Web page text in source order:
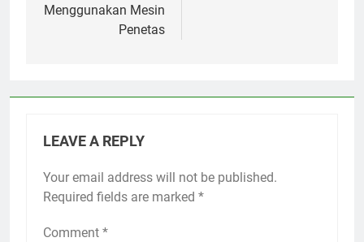
Menggunakan Mesin
Penetas
LEAVE A REPLY
Your email address will not be published.
Required fields are marked *
Comment *